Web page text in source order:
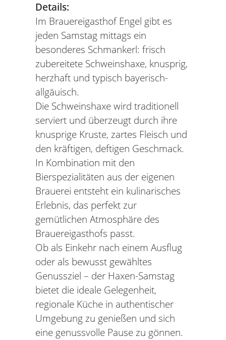
Details:
Im Brauereigasthof Engel gibt es
jeden Samstag mittags ein
besonderes Schmankerl: frisch
zubereitete Schweinshaxe, knusprig,
herzhaft und typisch bayerisch-
allgäuisch.
Die Schweinshaxe wird traditionell
serviert und überzeugt durch ihre
knusprige Kruste, zartes Fleisch und
den kräftigen, deftigen Geschmack.
In Kombination mit den
Bierspezialitäten aus der eigenen
Brauerei entsteht ein kulinarisches
Erlebnis, das perfekt zur
gemütlichen Atmosphäre des
Brauereigasthofs passt.
Ob als Einkehr nach einem Ausflug
oder als bewusst gewähltes
Genussziel – der Haxen-Samstag
bietet die ideale Gelegenheit,
regionale Küche in authentischer
Umgebung zu genießen und sich
eine genussvolle Pause zu gönnen.